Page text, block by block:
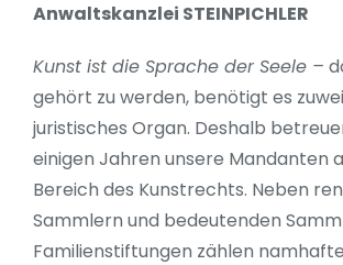
Anwaltskanzlei STEINPICHLER
Kunst ist die Sprache der Seele –
gehört zu werden, benötigt es
juristisches Organ. Deshalb
einigen Jahren unsere Mandanten
Bereich des Kunstrechts. Neben
Sammlern und bedeutenden
Familienstiftungen zählen